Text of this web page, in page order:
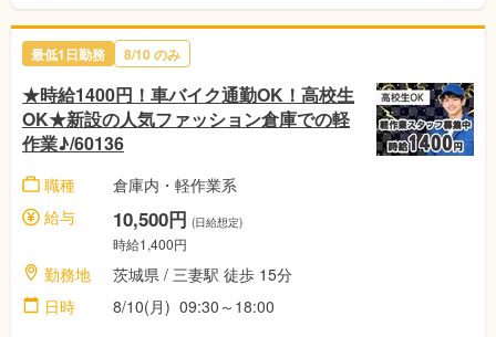
最低1日勤務 8/10 のみ
★時給1400円！車バイク通勤OK！高校生
OK★新設の人気ファッション倉庫での軽
作業♪/60136
職種
倉庫内・軽作業系
給与
10,500円 (日給想定)
時給1,400円
勤務地
茨城県 / 三妻駅 徒歩 15分
日時
8/10(月) 09:30～18:00